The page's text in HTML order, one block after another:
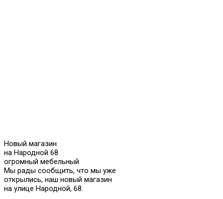
Новый магазин
на Народной 68
огромный мебельный
Мы рады сообщить, что мы уже
открылись, наш новый магазин
на улице Народной, 68.